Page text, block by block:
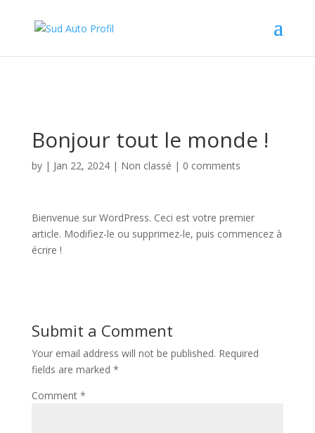
Bonjour tout le monde !
by | Jan 22, 2024| Non classé | 0 comments
Bienvenue sur WordPress. Ceci est votre premier
article. Modifiez-le ou supprimez-le, puis commencez à
écrire !
Submit a Comment
Your email address will not be published. Required
fields are marked *
Comment *